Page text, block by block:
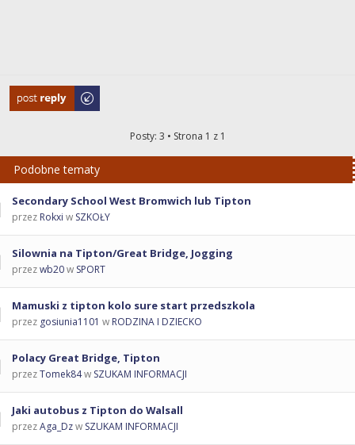
Odpowiedz
Posty: 3 • Strona 1 z 1
Podobne tematy
Secondary School West Bromwich lub Tipton
przez Rokxi w SZKOŁY
Silownia na Tipton/Great Bridge, Jogging
przezwb20w SPORT
Mamuski z tipton kolo sure start przedszkola
przez gosiunia1101 w RODZINA I DZIECKO
Polacy Great Bridge, Tipton
przezTomek84w SZUKAM INFORMACJI
Jaki autobus z Tipton do Walsall
przezAga_Dzw SZUKAM INFORMACJI